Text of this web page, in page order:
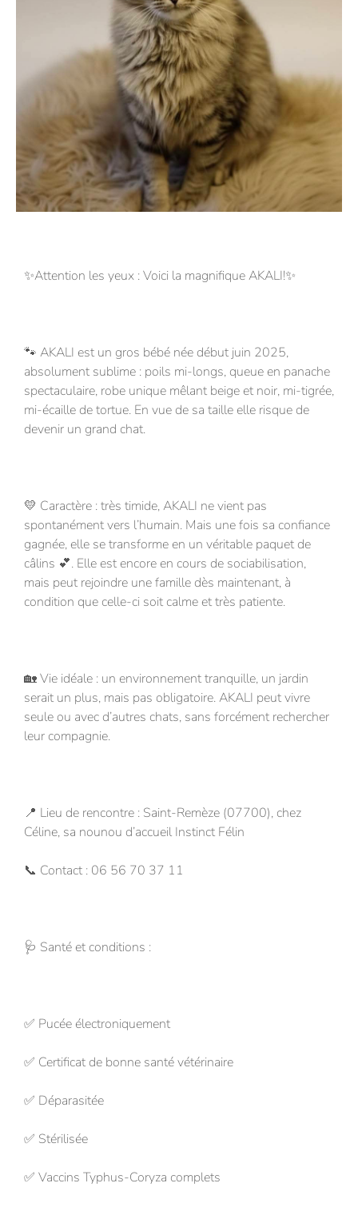
✨Attention les yeux : Voici la magnifique AKALI!✨
🐾 AKALI est un gros bébé née début juin 2025,
absolument sublime : poils mi-longs, queue en panache
spectaculaire, robe unique mêlant beige et noir, mi-tigrée,
mi-écaille de tortue. En vue de sa taille elle risque de
devenir un grand chat.
💛 Caractère : très timide, AKALI ne vient pas
spontanément vers l’humain. Mais une fois sa confiance
gagnée, elle se transforme en un véritable paquet de
câlins 💕. Elle est encore en cours de sociabilisation,
mais peut rejoindre une famille dès maintenant, à
condition que celle-ci soit calme et très patiente.
🏡 Vie idéale : un environnement tranquille, un jardin
serait un plus, mais pas obligatoire. AKALI peut vivre
seule ou avec d’autres chats, sans forcément rechercher
leur compagnie.
📍 Lieu de rencontre : Saint-Remèze (07700), chez
Céline, sa nounou d’accueil Instinct Félin
📞 Contact : 06 56 70 37 11
🩺 Santé et conditions :
✅ Pucée électroniquement
✅ Certificat de bonne santé vétérinaire
✅ Déparasitée
✅ Stérilisée
✅ Vaccins Typhus-Coryza complets